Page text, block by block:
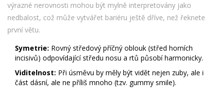
výrazné nerovnosti mohou být mylně interpretovány jako
nedbalost, což může vytvářet bariéru ještě dříve, než řeknete
první větu.
Symetrie: Rovný středový příčný oblouk (střed horních
incisivů) odpovídající středu nosu a rtů působí harmonicky.
Viditelnost: Při úsměvu by měly být vidět nejen zuby, ale i
část dásní, ale ne příliš mnoho (tzv. gummy smile).